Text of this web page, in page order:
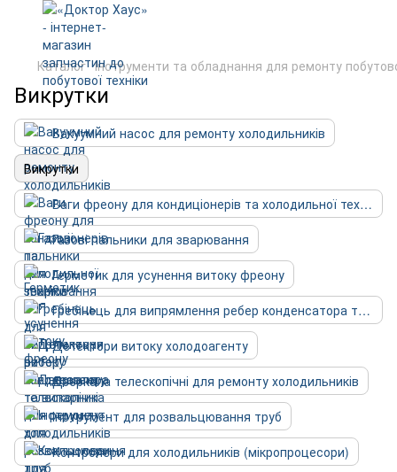
Каталог Інструменти та обладнання для ремонту
Викрутки
Вакуумний насос для ремонту холодильників
Викрутки
Ваги фреону для кондиціонерів та холодильної техніки
Газові пальники для зварювання
Герметик для усунення витоку фреону
Гребінець для випрямлення ребер конденсатора та випарника
Детектори витоку холодоагенту
Дзеркала телескопічні для ремонту холодильників
Інструмент для розвальцювання труб
Контролери для холодильників (мікропроцесори)